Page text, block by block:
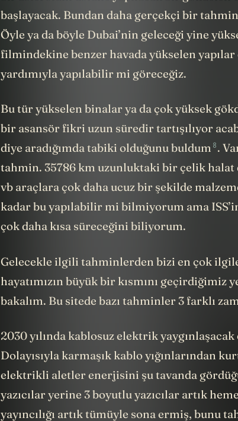
başlayacak. Bundan daha gerçekçi bir tahmin
Öyle ya da böyle Dubai’nin geleceği yine
filmindekine benzer havada yükselen
yardımıyla yapılabilir mi göreceğiz.
Bu tür yükselen binalar ya da çok yüksek
bir asansör fikri uzun süredir tartışılıyor
diye aradığımda tabiki olduğunubuldum 8.
tahmin. 35786 km uzunluktaki bir çelik halat
vb araçlara çok daha ucuz bir şekilde
kadar bu yapılabilir mi bilmiyorum ama
çok daha kısa süreceğini biliyorum.
Gelecekle ilgili tahminlerden bizi en çok
hayatımızın büyük bir kısmını
bakalım. Bu sitede bazı tahminler 3 farklı
2030 yılında kablosuz elektrik
Dolayısıyla karmaşık kablo yığınlarından
elektrikli aletler enerjisini şu tavanda
yazıcılar yerine 3 boyutlu yazıcılar artık
yayıncılığı artık tümüyle sona ermiş, bunu